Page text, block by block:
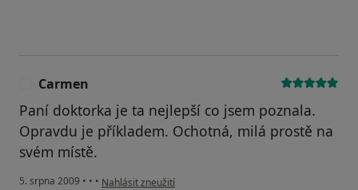
Carmen
Paní doktorka je ta nejlepší co jsem poznala.
Opravdu je příkladem. Ochotná, milá prostě na
svém místě.
5. srpna 2009 • • • podle názoru uživatele Carmen
Nahlásit zneužití